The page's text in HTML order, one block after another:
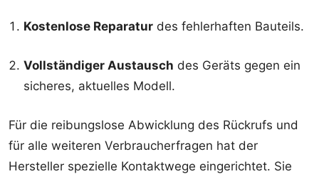
Kostenlose Reparatur des fehlerhaften Bauteils.
Vollständiger Austausch des Geräts gegen ein
sicheres, aktuelles Modell.
Für die reibungslose Abwicklung des Rückrufs und
für alle weiteren Verbraucherfragen hat der
Hersteller spezielle Kontaktwege eingerichtet. Sie